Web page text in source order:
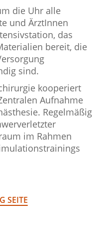
die Uhr alle
und ÄrztInnen
das
bereit, die
sind.
kooperiert
Aufnahme
Regelmäßig
im Rahmen
SEITE